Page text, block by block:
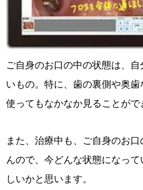
ご自身のお口の中の状態は、
いもの。特に、歯の裏側や奥
使ってもなかなか見ることがで
また、治療中も、ご自身のお
んので、今どんな状態になっ
しいかと思います。